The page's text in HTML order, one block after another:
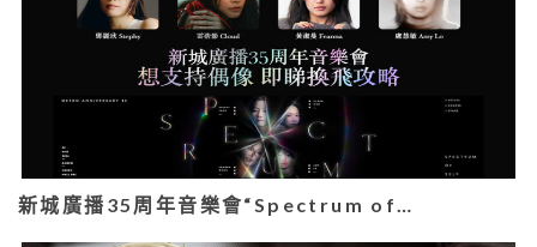
新城廣播35周年音樂會“Spectrum of…